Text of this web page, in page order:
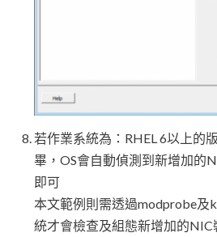
若作業系統為：RHEL 6以上的
畢，OS會自動偵測到新增加的
即可
本文範例則需透過modprobe及
統才會檢查及組態新增加的